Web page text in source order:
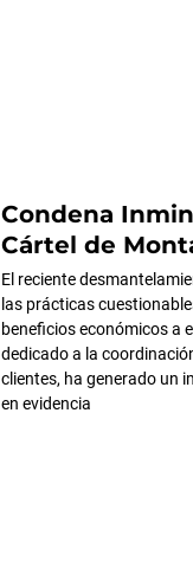
Condena
Cártel de
El reciente
las prácticas
beneficios económicos a
dedicado a la
clientes, ha generado un
en evidencia